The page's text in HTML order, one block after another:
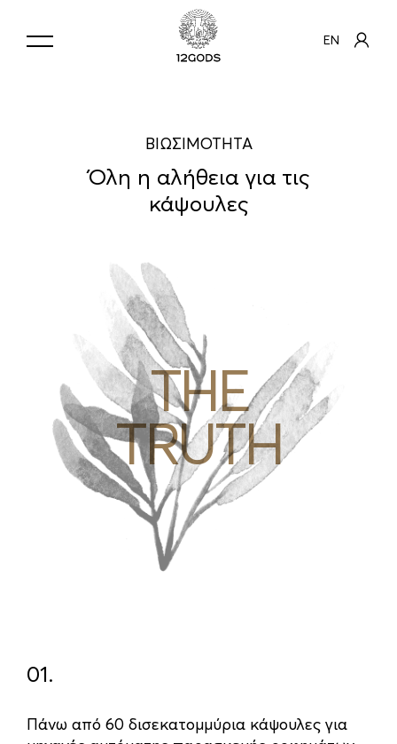
EN
ΒΙΩΣΙΜΟΤΗΤΑ
Όλη η αλήθεια για τις
κάψουλες
THE
TRUTH
01.
Πάνω από 60 δισεκατομμύρια κάψουλες για